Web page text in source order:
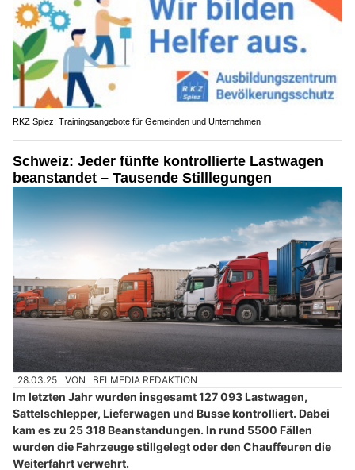
RKZ Spiez: Trainingsangebote für Gemeinden und Unternehmen
Schweiz: Jeder fünfte kontrollierte Lastwagen
beanstandet – Tausende Stilllegungen
28.03.25 VON BELMEDIA REDAKTION
Im letzten Jahr wurden insgesamt 127 093 Lastwagen,
Sattelschlepper, Lieferwagen und Busse kontrolliert. Dabei
kam es zu 25 318 Beanstandungen. In rund 5500 Fällen
wurden die Fahrzeuge stillgelegt oder den Chauffeuren die
Weiterfahrt verwehrt.